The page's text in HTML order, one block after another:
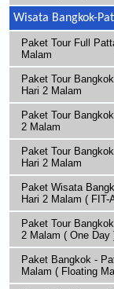
Wisata Bangkok-
Paket Tour Full
Malam
Paket Tour
Hari 2 Malam
Paket Tour
2 Malam
Paket Tour
Hari 2 Malam
Paket Wisata
Hari 2 Malam ( FIT-
Paket Tour
2 Malam ( One Day
Paket Bangkok -
Malam ( Floating